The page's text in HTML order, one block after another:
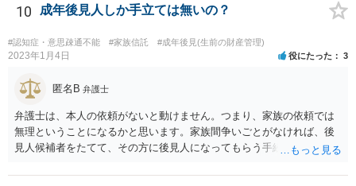
10 成年後見人しか手立ては無いの？
#認知症・意思疎通不能 #家族信託 #成年後見(生前の財産管理)
2023年1月4日 役にたった 3
匿名B 弁護士
弁護士は、本人の依頼がないと動けません。つまり、家族の依頼では
無理ということになるかと思います。家族間争いごとがなければ、後
見人候補者をたてて、その方に後見人になってもらう手続をすすめた